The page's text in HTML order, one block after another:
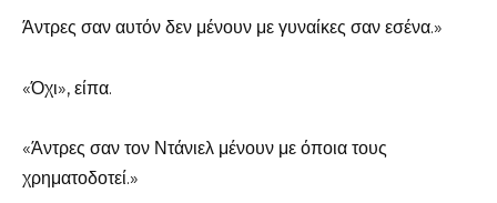
Άντρες σαν αυτόν δεν μένουν με γυναίκες σαν εσένα.»
«Όχι», είπα.
«Άντρες σαν τον Ντάνιελ μένουν με όποια τους
χρηματοδοτεί.»